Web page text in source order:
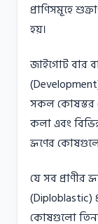
প্রাণিসমূহে
হয়।
জাইগােট বার
সকল কোষস্তর
কলা এবং
ভ্রূণের
যে সব প্রাণীর
(Diploblastic)
কোষগুলাে